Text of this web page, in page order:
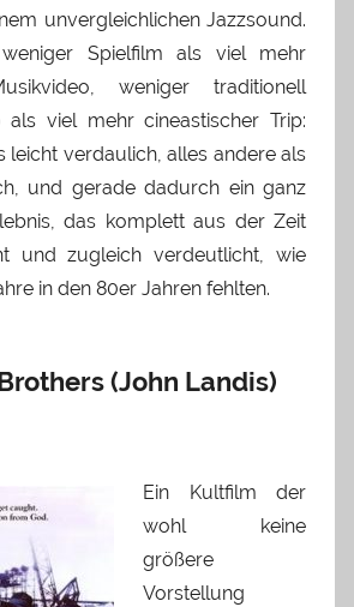
unvergleichlichen Jazzsound.
Spielfilm als viel mehr
weniger traditionell
als viel mehr cineastischer Trip:
leicht verdaulich, alles andere als
und gerade dadurch ein ganz
das komplett aus der Zeit
und zugleich verdeutlicht, wie
in den 80er Jahren fehlten.
(John Landis)
Ein Kultfilm der
wohl keine
größere
Vorstellung